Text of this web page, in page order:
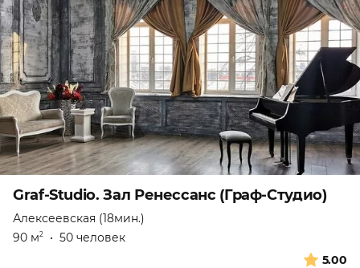
Graf-Studio. Зал Ренессанс (Граф-Студио)
Алексеевская (18мин.)
90 м2 • 50 человек
5.00